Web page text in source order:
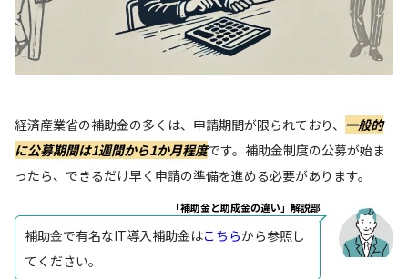
経済産業省の補助金の多くは、申請期間が限られており、 一般的
に公募期間は1週間から1か月程度です。補助金制度の公募が始ま
ったら、できるだけ早く申請の準備を進める必要があります。
「補助金と助成金の違い」解説部
補助金で有名なIT導入補助金はこちらから参照し
てください。